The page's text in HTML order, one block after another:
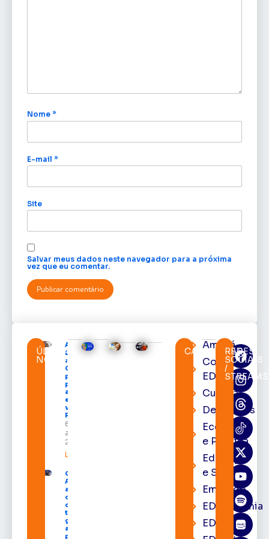
Nome *
E-mail *
Site
Salvar meus dados neste navegador para a próxima
vez que eu comentar.
ÚLTIMAS
NOTÍCIAS
Após veto,
Lula envia
ao
Congresso
projeto
para criar
a UNIFRON
e grava
vídeo para
Randolfe
6 de
agosto de
2026
Leia mais »
Governo do
Amapá
amplia
oferta de
cursos
técnicos e
garante
auxílio
permanência
CATEGORIAS
Amapá
Cortes
EDcast
Cultura
Destaques
Economia
e Política
Educação
e Saúde
Emprego
EDacademia
EDbrasília
REDES
SOCIAIS
/
STREAMS